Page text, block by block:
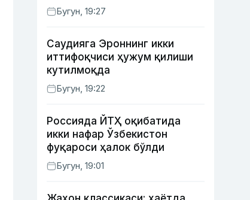
Бугун, 19:27
Саудияга Эроннинг икки
иттифоқчиси ҳужум қилиши
кутилмоқда
Бугун, 19:22
Россияда ЙТҲ оқибатида
икки нафар Ўзбекистон
фуқароси ҳалок бўлди
Бугун, 19:01